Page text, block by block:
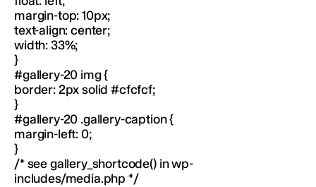
margin-top: 10px;
text-align: center;
width: 33%;
}
#gallery-20 img {
border: 2px solid #cfcfcf;
}
#gallery-20 .gallery-caption {
margin-left: 0;
}
/* see gallery_shortcode() in wp-
includes/media.php */